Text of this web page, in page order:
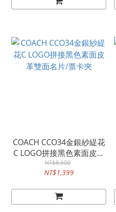
COACH CCO34金銀紗緹花
C LOGO拼接黑色素面皮革
雙面名片/票卡夾
NT$8,600
NT$1,399